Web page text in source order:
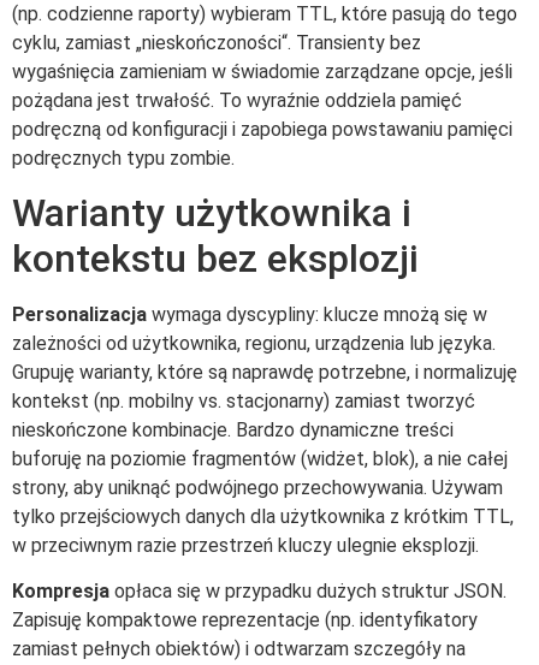
(np. codzienne raporty) wybieram TTL, które pasują do tego
cyklu, zamiast „nieskończoności“. Transienty bez
wygaśnięcia zamieniam w świadomie zarządzane opcje, jeśli
pożądana jest trwałość. To wyraźnie oddziela pamięć
podręczną od konfiguracji i zapobiega powstawaniu pamięci
podręcznych typu zombie.
Warianty użytkownika i
kontekstu bez eksplozji
Personalizacja wymaga dyscypliny: klucze mnożą się w
zależności od użytkownika, regionu, urządzenia lub języka.
Grupuję warianty, które są naprawdę potrzebne, i normalizuję
kontekst (np. mobilny vs. stacjonarny) zamiast tworzyć
nieskończone kombinacje. Bardzo dynamiczne treści
buforuję na poziomie fragmentów (widżet, blok), a nie całej
strony, aby uniknąć podwójnego przechowywania. Używam
tylko przejściowych danych dla użytkownika z krótkim TTL,
w przeciwnym razie przestrzeń kluczy ulegnie eksplozji.
Kompresja opłaca się w przypadku dużych struktur JSON.
Zapisuję kompaktowe reprezentacje (np. identyfikatory
zamiast pełnych obiektów) i odtwarzam szczegóły na